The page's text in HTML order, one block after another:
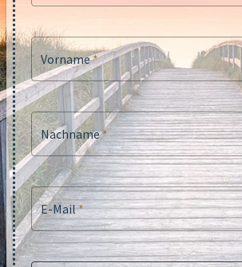
Vorname*
Nachname*
E-Mail*